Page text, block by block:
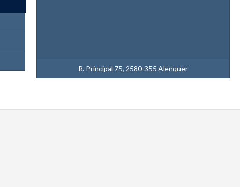
R. Principal 75, 2580-355 Alenquer